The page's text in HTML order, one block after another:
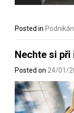
Posted in
Nechte si při
Posted on 24/01/